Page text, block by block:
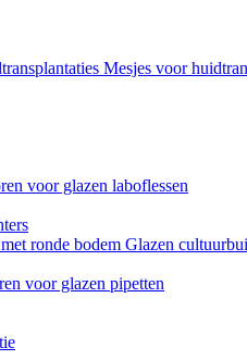
Mesjes voor
voor glazen laboflessen
ronde bodem Glazen
voor glazen pipetten